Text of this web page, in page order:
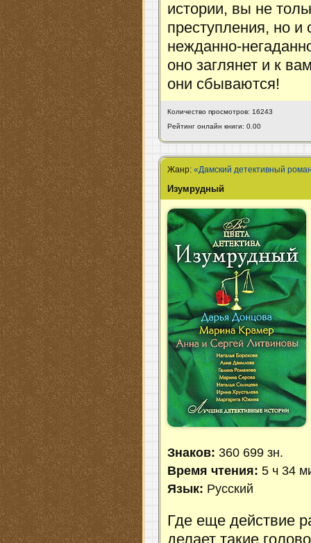
истории, вы не
преступления, но и
нежданно-
оно заглянет и к
они сбываются!
Количество просмотров: 16243
Рейтинг онлайн книги: 0.00
Жанр:«Дамский детективный
Изумрудный
Знаков: 360 699 зн.
Время чтения:5 ч 34
Язык: Русский
Где еще действие
делает такие